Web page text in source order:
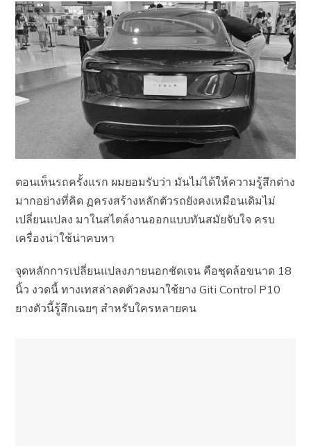
ตอนเห็นรถครั้งแรก ผมยอมรับว่า มันไม่ได้ให้ความรู้สึกต่าง
มากอย่างที่คิด ฏครงสร้างหลักตัวรถยังคงเหมือนเดิมไม่
เปลี่ยนแปลง มาในสไตล์งานออกแบบทันสมัยจับใจ ครบ
เครื่องน่าใช้น่าคบหา
จุดหลักการเปลี่ยนแปลงภายนอกชัดเจน คือชุดล้อขนาด 18
นิ้ว งวดนี้ ทางเทสล่าลดตัวลงมาใช้ยาง Giti Control P10
ยางตัวนี้รู้สึกเฉยๆ สำหรับใครหลายคน